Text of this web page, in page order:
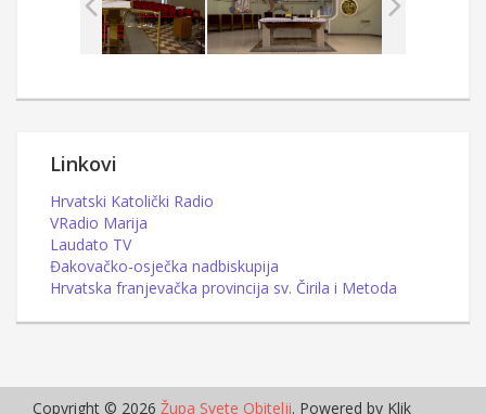
Linkovi
Hrvatski Katolički Radio
VRadio Marija
Laudato TV
Đakovačko-osječka nadbiskupija
Hrvatska franjevačka provincija sv. Čirila i Metoda
Copyright © 2026 Župa Svete Obitelji. Powered by Klik